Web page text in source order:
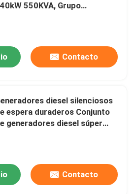
550KVA, Grupo
Contacto
diesel silenciosos
espera duraderos Conjunto
generadores diesel súper
Contacto